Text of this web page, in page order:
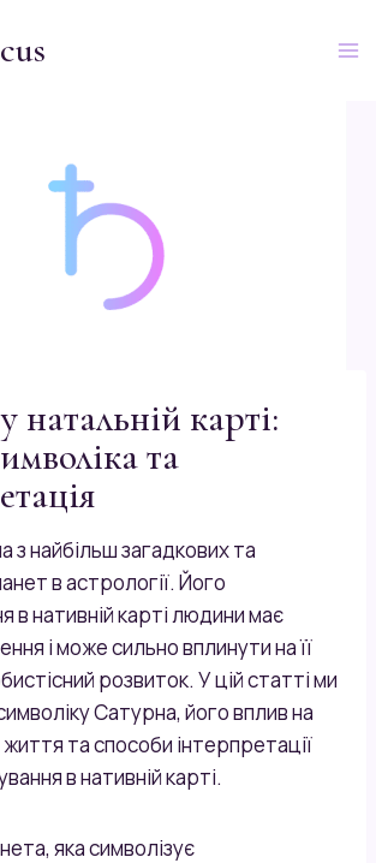
натальній карті:
та
з найбільш загадкових та
в астрології. Його
в нативній карті людини має
і може сильно вплинути на її
розвиток. У цій статті ми
Сатурна, його вплив на
життя та способи інтерпретації
в нативній карті.
яка символізує